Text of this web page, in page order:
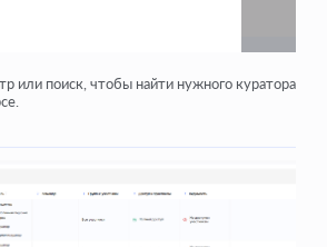
или поиск, чтобы найти нужного куратора